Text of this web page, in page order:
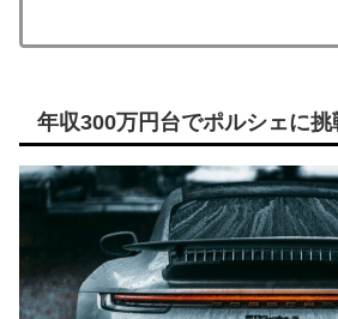
年収300万円台でポルシェに挑